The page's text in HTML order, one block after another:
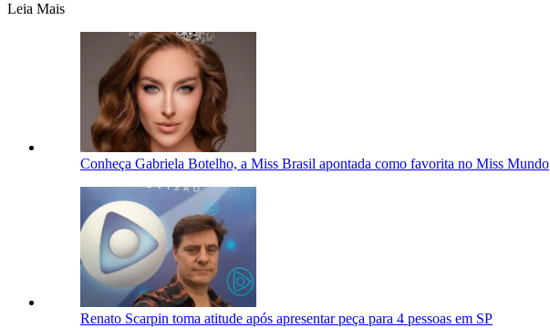
Leia Mais
Conheça Gabriela Botelho, a Miss Brasil apontada como favorita no Miss Mundo
Renato Scarpin toma atitude após apresentar peça para 4 pessoas em SP